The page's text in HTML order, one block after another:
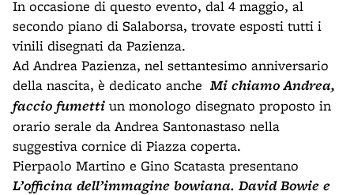
In occasione di questo evento, dal 4 maggio, al
secondo piano di Salaborsa, trovate esposti tutti i
vinili disegnati da Pazienza.
Ad Andrea Pazienza, nel settantesimo anniversario
della nascita, è dedicato anche Mi chiamo Andrea,
faccio fumetti un monologo disegnato proposto in
orario serale da Andrea Santonastaso nella
suggestiva cornice di Piazza coperta.
Pierpaolo Martino e Gino Scatasta presentano
L’officina dell’immagine bowiana. David Bowie e